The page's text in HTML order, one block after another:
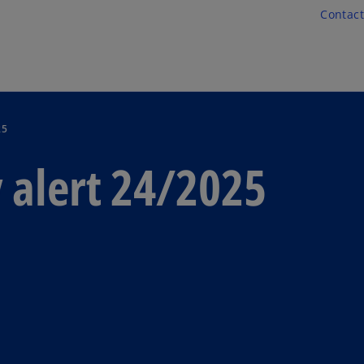
alert 24/2025